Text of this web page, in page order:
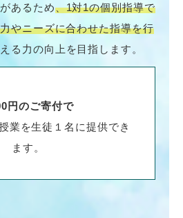
あるため、1対1の個別指導で
やニーズに合わせた指導を行
る力の向上を目指します。
円のご寄付で
業を生徒１名に提供でき
ます。